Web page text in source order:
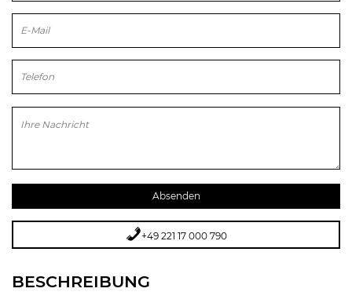
Bitte lasse dieses Feld leer.
+49 221 17 000 790
BESCHREIBUNG